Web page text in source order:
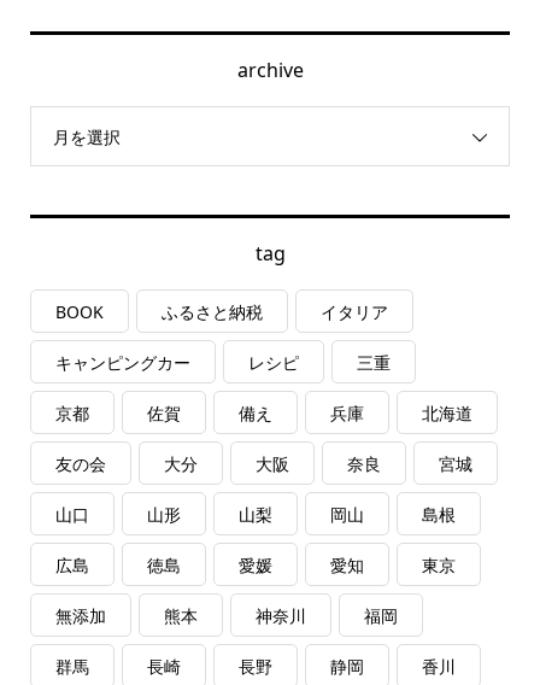
archive
月を選択
tag
BOOK ふるさと納税 イタリア
キャンピングカー レシピ 三重
京都 佐賀 備え 兵庫 北海道
友の会 大分 大阪 奈良 宮城
山口 山形 山梨 岡山 島根
広島 徳島 愛媛 愛知 東京
無添加 熊本 神奈川 福岡
群馬 長崎 長野 静岡 香川